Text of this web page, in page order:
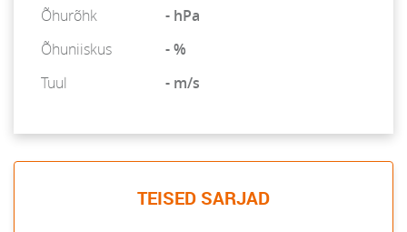
Õhurõhk
- hPa
Õhuniiskus
- %
Tuul
- m/s
TEISED SARJAD